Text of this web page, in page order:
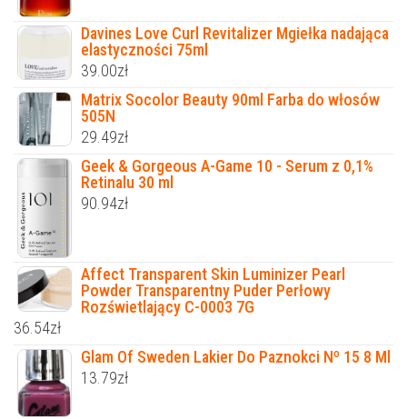
Davines Love Curl Revitalizer Mgiełka nadająca
elastyczności 75ml
39.00zł
Matrix Socolor Beauty 90ml Farba do włosów
505N
29.49zł
Geek & Gorgeous A-Game 10 - Serum z 0,1%
Retinalu 30 ml
90.94zł
Affect Transparent Skin Luminizer Pearl
Powder Transparentny Puder Perłowy
Rozświetlający C-0003 7G
36.54zł
Glam Of Sweden Lakier Do Paznokci Nº 15 8 Ml
13.79zł